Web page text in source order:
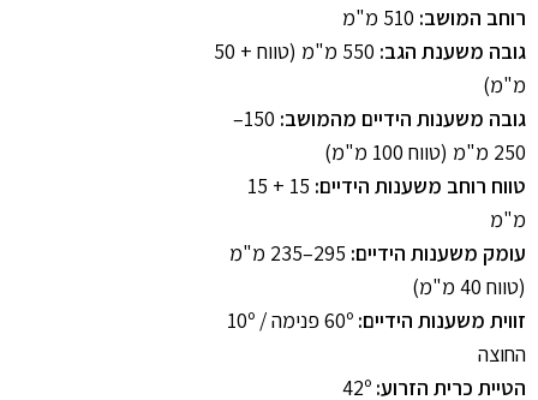
רוחב המושב: 510 מ"מ
גובה משענת הגב:
550 מ"מ (טווח + 50
מ"מ)
גובה משענות הידיים מהמושב:
150–
250 מ"מ (טווח 100 מ"מ)
טווח רוחב משענות הידיים:
15 + 15
מ"מ
עומק משענות הידיים:
295–235 מ"מ
(טווח 40 מ"מ)
זווית משענות הידיים:
60º פנימה / 10º
החוצה
הטיית כרית הזרוע: 42º